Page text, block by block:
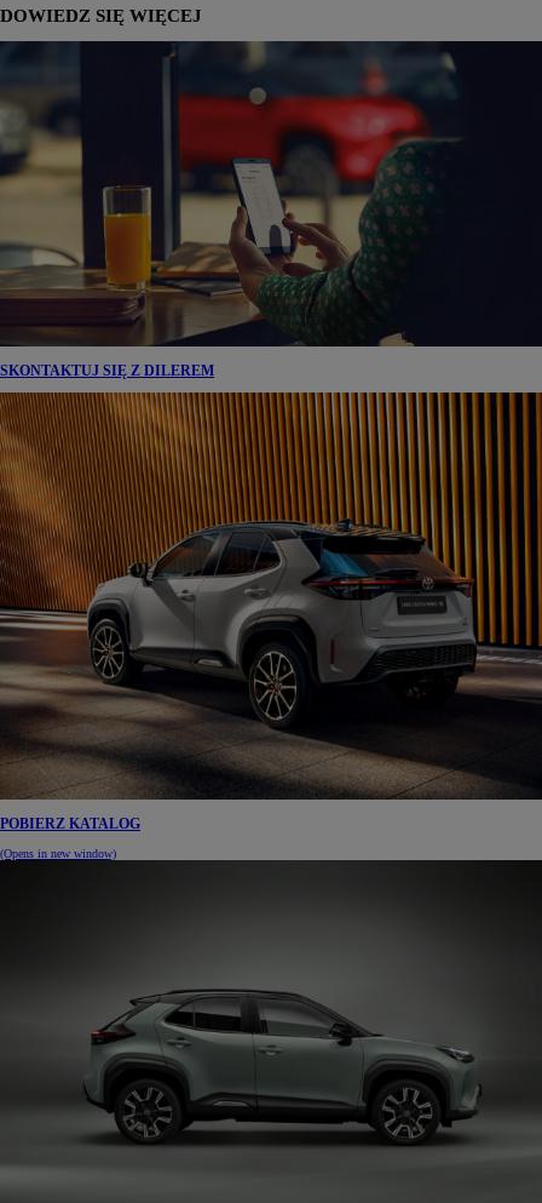
DOWIEDZ SIĘ WIĘCEJ
SKONTAKTUJ SIĘ Z DILEREM
POBIERZ KATALOG
(Opens in new window)